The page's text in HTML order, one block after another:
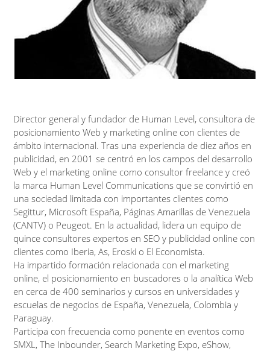
Director general y fundador de Human Level, consultora de
posicionamiento Web y marketing online con clientes de
ámbito internacional. Tras una experiencia de diez años en
publicidad, en 2001 se centró en los campos del desarrollo
Web y el marketing online como consultor freelance y creó
la marca Human Level Communications que se convirtió en
una sociedad limitada con importantes clientes como
Segittur, Microsoft España, Páginas Amarillas de Venezuela
(CANTV) o Peugeot. En la actualidad, lidera un equipo de
quince consultores expertos en SEO y publicidad online con
clientes como Iberia, As, Eroski o El Economista.
Ha impartido formación relacionada con el marketing
online, el posicionamiento en buscadores o la analítica Web
en cerca de 400 seminarios y cursos en universidades y
escuelas de negocios de España, Venezuela, Colombia y
Paraguay.
Participa con frecuencia como ponente en eventos como
SMXL, The Inbounder, Search Marketing Expo, eShow,